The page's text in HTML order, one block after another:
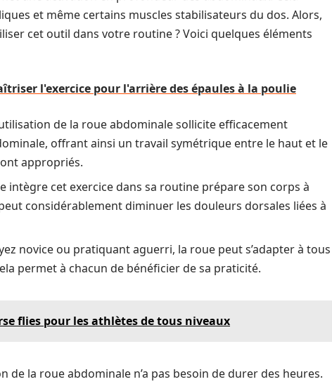
et même certains muscles stabilisateurs du dos. Alors,
cet outil dans votre routine ? Voici quelques éléments
l'exercice pour l'arrière des épaules à la poulie
de la roue abdominale sollicite efficacement
offrant ainsi un travail symétrique entre le haut et le
appropriés.
intègre cet exercice dans sa routine prépare son corps à
considérablement diminuer les douleurs dorsales liées à
novice ou pratiquant aguerri, la roue peut s’adapter à tous
permet à chacun de bénéficier de sa praticité.
flies pour les athlètes de tous niveaux
de la roue abdominale n’a pas besoin de durer des heures.